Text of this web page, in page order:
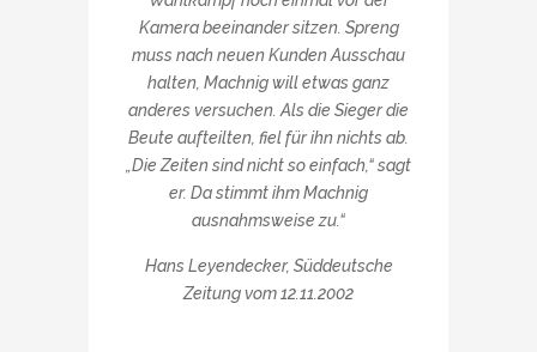
Kamera beeinander sitzen. Spreng
muss nach neuen Kunden Ausschau
halten, Machnig will etwas ganz
anderes versuchen. Als die Sieger die
Beute aufteilten, fiel für ihn nichts ab.
„Die Zeiten sind nicht so einfach,“ sagt
er. Da stimmt ihm Machnig
ausnahmsweise zu.“
Hans Leyendecker, Süddeutsche
Zeitung vom 12.11.2002